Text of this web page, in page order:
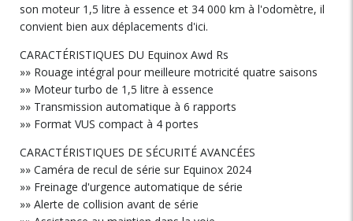
son moteur 1,5 litre à essence et 34 000 km à l'odomètre, il
convient bien aux déplacements d'ici.
CARACTÉRISTIQUES DU Equinox Awd Rs
»» Rouage intégral pour meilleure motricité quatre saisons
»» Moteur turbo de 1,5 litre à essence
»» Transmission automatique à 6 rapports
»» Format VUS compact à 4 portes
CARACTÉRISTIQUES DE SÉCURITÉ AVANCÉES
»» Caméra de recul de série sur Equinox 2024
»» Freinage d'urgence automatique de série
»» Alerte de collision avant de série